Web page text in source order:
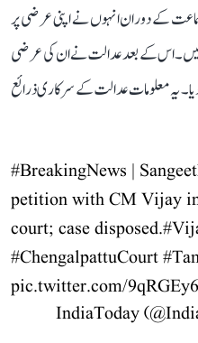
کے دوران انہوں نے اپنی عرضی پر
اس کے بعد عدالت نے ان کی عرضی
یہ معلومات عدالت کے سرکاری ذرائع
#BreakingNews |
petition with CM Vijay
court; case disposed.
#ChengalpattuCourt
pic.twitter.com/